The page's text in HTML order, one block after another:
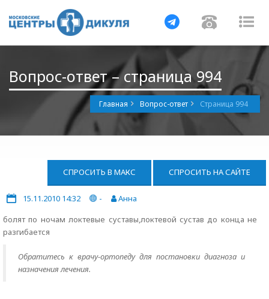
Навигация
Вопрос-ответ – страница 994
Главная Вопрос-ответ Страница 994
СПРОСИТЬ В МАКС СПРОСИТЬ НА САЙТЕ
15.11.2010 14:32 -
Aнна
болят по ночам локтевые суставы,локтевой сустав до конца не
разгибается
Обратитесь к врачу-ортопеду для постановки диагноза и
назначения лечения.